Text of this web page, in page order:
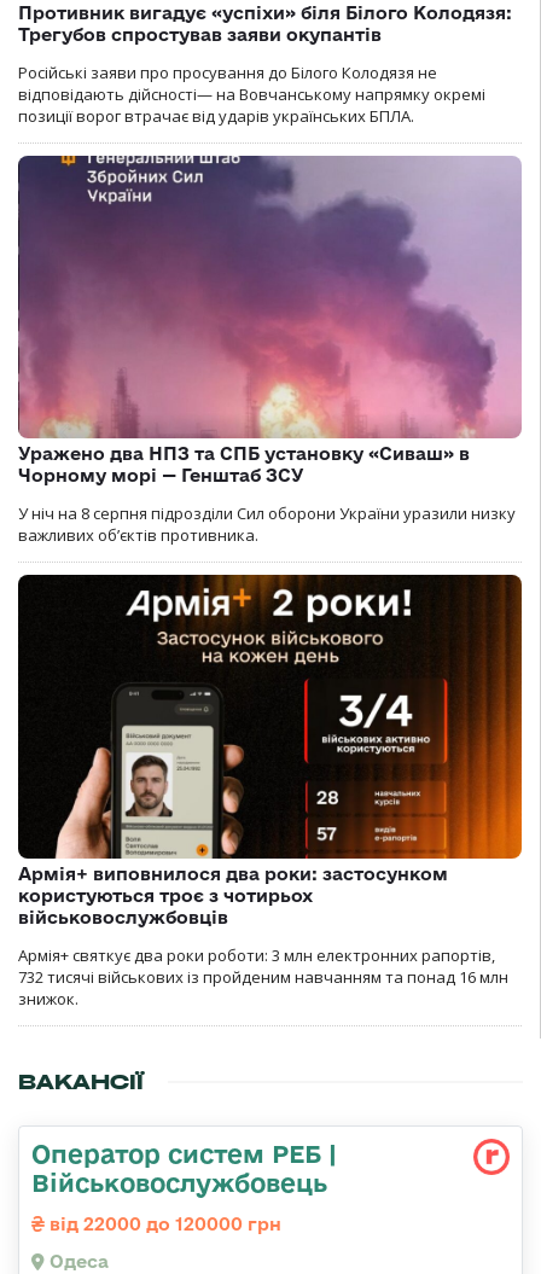
Противник вигадує «успіхи» біля Білого Колодязя:
Трегубов спростував заяви окупантів
Російські заяви про просування до Білого Колодязя не
відповідають дійсності— на Вовчанському напрямку окремі
позиції ворог втрачає від ударів українських БПЛА.
Уражено два НПЗ та СПБ установку «Сиваш» в
Чорному морі — Генштаб ЗСУ
У ніч на 8 серпня підрозділи Сил оборони України уразили низку
важливих об’єктів противника.
Армія+ виповнилося два роки: застосунком
користуються троє з чотирьох
військовослужбовців
Армія+ святкує два роки роботи: 3 млн електронних рапортів,
732 тисячі військових із пройденим навчанням та понад 16 млн
знижок.
ВАКАНСІЇ
Оператор систем РЕБ |
Військовослужбовець
від 22000 до 120000 грн
Одеса